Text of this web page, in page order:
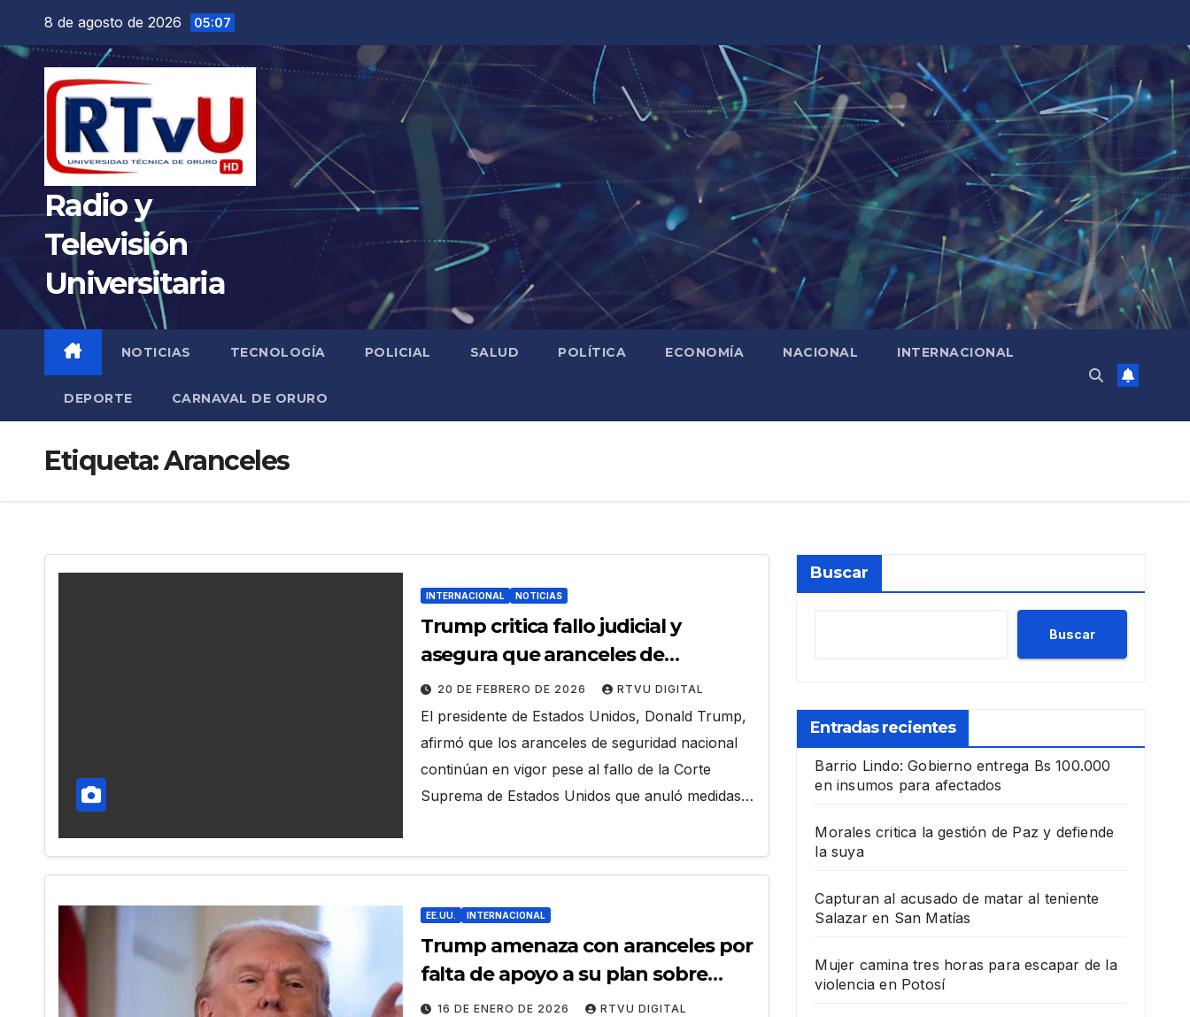
contenido
8 de agosto de 2026 05:07
Radio y
Televisión
Universitaria
NOTICIAS TECNOLOGÍA POLICIAL SALUD POLÍTICA ECONOMÍA NACIONAL INTERNACIONAL
DEPORTE CARNAVAL DE ORURO
Etiqueta:Aranceles
INTERNACIONAL NOTICIAS
Trump critica fallo judicial y
asegura que aranceles de
seguridad nacional siguen
vigentes
20 DE FEBRERO DE 2026 RTVU DIGITAL
El presidente de Estados Unidos, Donald Trump,
afirmó que los aranceles de seguridad nacional
continúan en vigor pese al fallo de la Corte
Suprema de Estados Unidos que anuló medidas…
EE.UU. INTERNACIONAL
Trump amenaza con aranceles por
falta de apoyo a su plan sobre
Groenlandia
16 DE ENERO DE 2026 RTVU DIGITAL
Buscar
Buscar
Entradas recientes
Barrio Lindo: Gobierno entrega Bs 100.000
en insumos para afectados
Morales critica la gestión de Paz y defiende
la suya
Capturan al acusado de matar al teniente
Salazar en San Matías
Mujer camina tres horas para escapar de la
violencia en Potosí